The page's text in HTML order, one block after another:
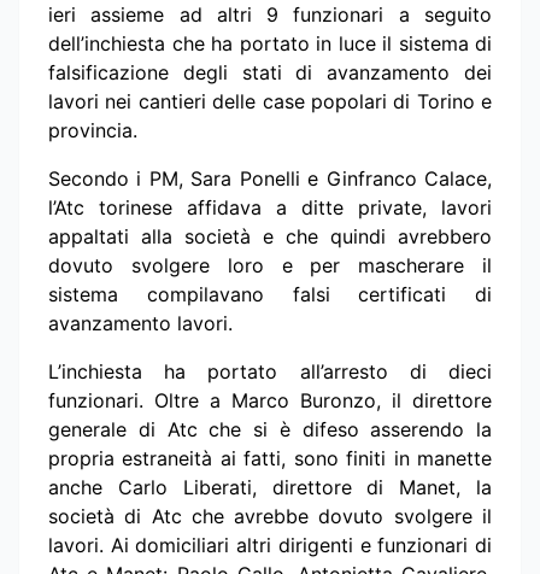
ieri assieme ad altri 9 funzionari a seguito
dell’inchiesta che ha portato in luce il sistema di
falsificazione degli stati di avanzamento dei
lavori nei cantieri delle case popolari di Torino e
provincia.
Secondo i PM, Sara Ponelli e Ginfranco Calace,
l’Atc torinese affidava a ditte private, lavori
appaltati alla società e che quindi avrebbero
dovuto svolgere loro e per mascherare il
sistema compilavano falsi certificati di
avanzamento lavori.
L’inchiesta ha portato all’arresto di dieci
funzionari. Oltre a Marco Buronzo, il direttore
generale di Atc che si è difeso asserendo la
propria estraneità ai fatti, sono finiti in manette
anche Carlo Liberati, direttore di Manet, la
società di Atc che avrebbe dovuto svolgere il
lavori. Ai domiciliari altri dirigenti e funzionari di